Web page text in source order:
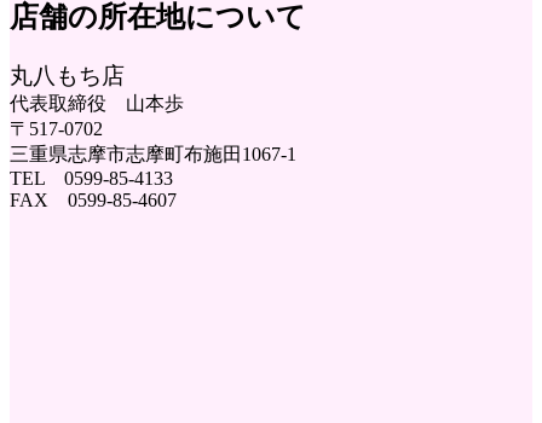
店舗の所在地について
丸八もち店
代表取締役 山本歩
〒517-0702
三重県志摩市志摩町布施田1067-1
TEL 0599-85-4133
FAX 0599-85-4607